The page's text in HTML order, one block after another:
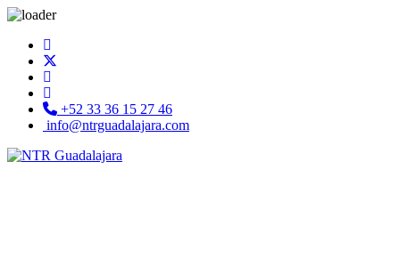
+52 33 36 15 27 46
info@ntrguadalajara.com